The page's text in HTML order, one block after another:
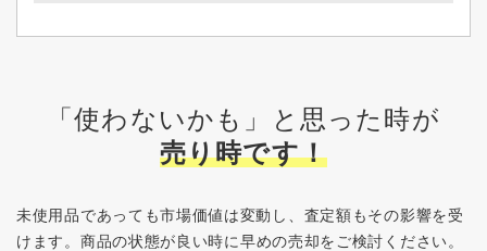
「使わないかも」と思った時が
売り時です！
未使用品であっても市場価値は変動し、査定額もその影響を受
けます。 商品の状態が良い時に早めの売却をご検討ください。